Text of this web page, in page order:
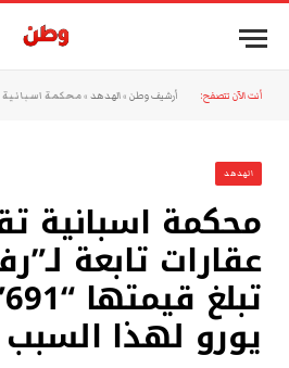
أنت الآن تتصفح: أرشيف وطن »الهدهد »محكمة اسبانية تقضي بحجز
الهدهد
محكمة اسبانية
عقارات تابعة
يورو لهذا السبب